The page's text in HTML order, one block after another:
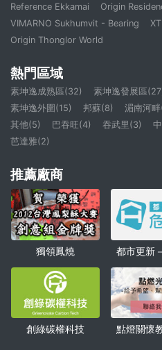
Reference Ekkamai
Origin
VIMARNO Sukhumvit - Bearing
Origin Thonglor World
熱門區域
素坤逸成熟區(32) 素坤逸發展區
素坤逸外圍(15)
邦蘇(8) 湄南河
其他(5)
巴吞旺(4) 吞武里(3)
芭達雅(2)
推薦廠商
獨領鳳燒 都市更新
創綠碳權科技 點燈關懷